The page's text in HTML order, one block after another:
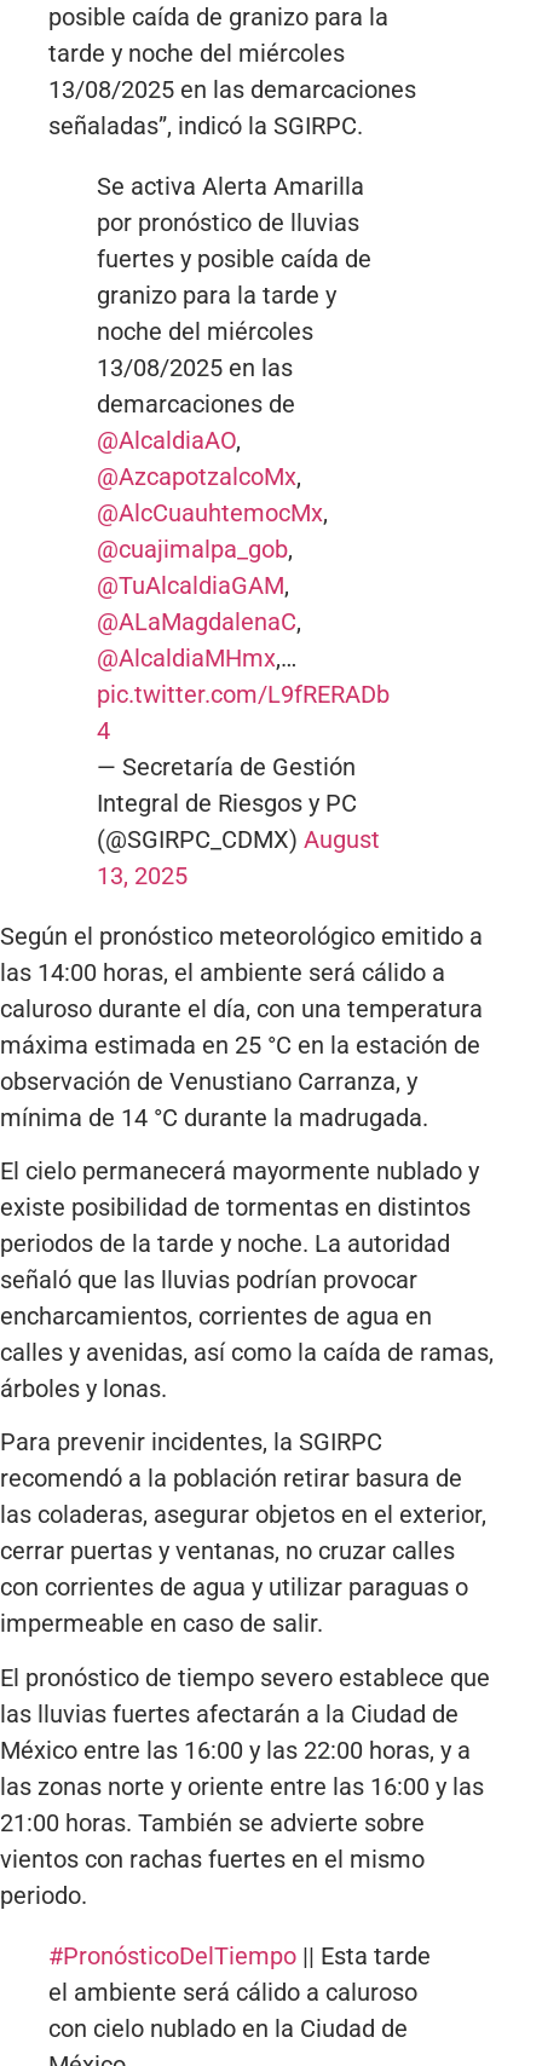
posible caída de granizo para la
tarde y noche del miércoles
13/08/2025 en las demarcaciones
señaladas”, indicó la SGIRPC.
Se activa Alerta Amarilla
por pronóstico de lluvias
fuertes y posible caída de
granizo para la tarde y
noche del miércoles
13/08/2025 en las
demarcaciones de
@AlcaldiaAO,
@AzcapotzalcoMx,
@AlcCuauhtemocMx,
@cuajimalpa_gob,
@TuAlcaldiaGAM,
@ALaMagdalenaC,
@AlcaldiaMHmx,…
pic.twitter.com/L9fRERADb
4
— Secretaría de Gestión
Integral de Riesgos y PC
(@SGIRPC_CDMX) August
13, 2025
Según el pronóstico meteorológico emitido a
las 14:00 horas, el ambiente será cálido a
caluroso durante el día, con una temperatura
máxima estimada en 25 °C en la estación de
observación de Venustiano Carranza, y
mínima de 14 °C durante la madrugada.
El cielo permanecerá mayormente nublado y
existe posibilidad de tormentas en distintos
periodos de la tarde y noche. La autoridad
señaló que las lluvias podrían provocar
encharcamientos, corrientes de agua en
calles y avenidas, así como la caída de ramas,
árboles y lonas.
Para prevenir incidentes, la SGIRPC
recomendó a la población retirar basura de
las coladeras, asegurar objetos en el exterior,
cerrar puertas y ventanas, no cruzar calles
con corrientes de agua y utilizar paraguas o
impermeable en caso de salir.
El pronóstico de tiempo severo establece que
las lluvias fuertes afectarán a la Ciudad de
México entre las 16:00 y las 22:00 horas, y a
las zonas norte y oriente entre las 16:00 y las
21:00 horas. También se advierte sobre
vientos con rachas fuertes en el mismo
periodo.
#PronósticoDelTiempo || Esta tarde
el ambiente será cálido a caluroso
con cielo nublado en la Ciudad de